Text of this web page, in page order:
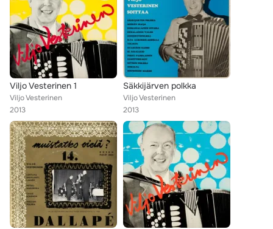
Viljo Vesterinen 1
Viljo Vesterinen
2013
Säkkijärven polkka
Viljo Vesterinen
2013